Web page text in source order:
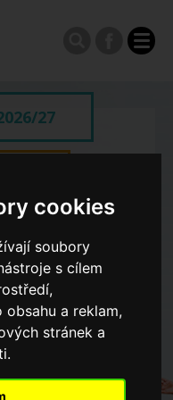
cookies
soubory
s cílem
a reklam,
stránek a
27
ZŠ